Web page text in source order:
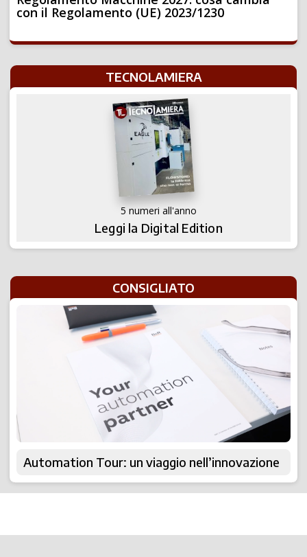
con il Regolamento (UE) 2023/1230
TECNOLAMIERA
5 numeri all'anno
Leggi la Digital Edition
CONSIGLIATO
Automation Tour: un viaggio nell’innovazione